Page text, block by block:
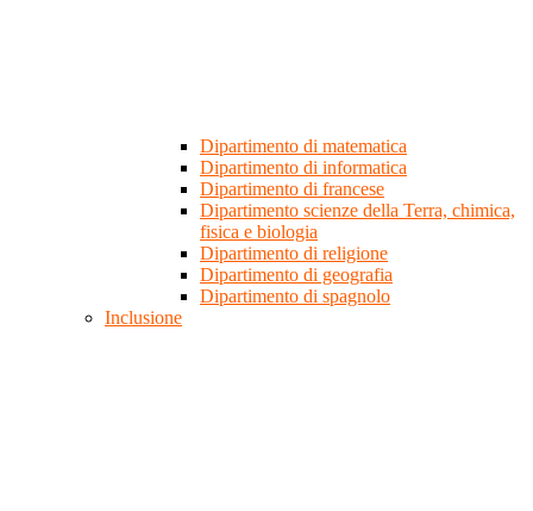
Dipartimento di matematica
Dipartimento di informatica
Dipartimento di francese
Dipartimento scienze della Terra, chimica,
fisica e biologia
Dipartimento di religione
Dipartimento di geografia
Dipartimento di spagnolo
Inclusione